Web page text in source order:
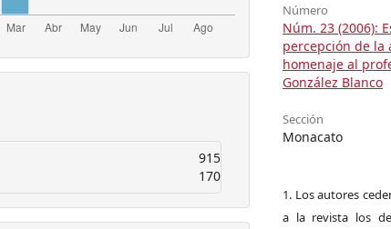
915
170
Número
Núm. 23 (2006):
percepción de
homenaje al
González Blanco
Sección
Monacato
1. Los autores
a la revista los